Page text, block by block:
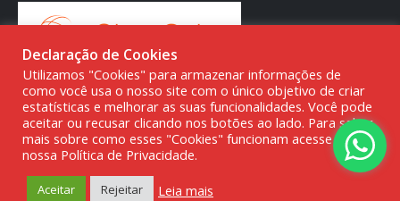
© DMG PARTS COMÉRCIO DE PRODUTOS AUTOMOTIVOS -
Declaração de Cookies
Utilizamos "Cookies" para armazenar informações de
como você usa o nosso site com o único objetivo de criar
estatísticas e melhorar as suas funcionalidades. Você pode
aceitar ou recusar clicando nos botões ao lado. Para saber
mais sobre como esses "Cookies" funcionam acesse a
nossa Política de Privacidade.
Aceitar Rejeitar Leia mais